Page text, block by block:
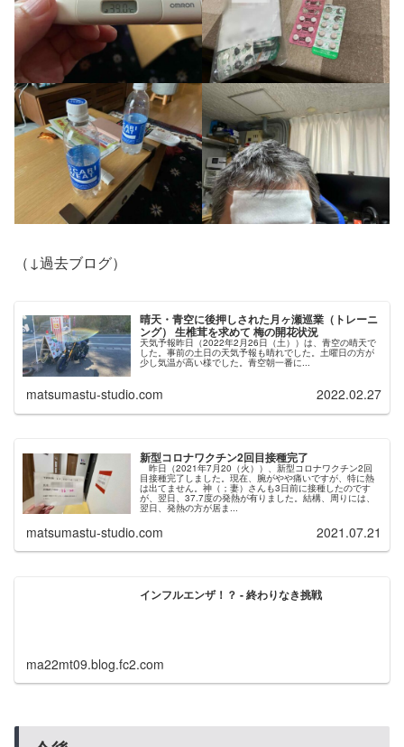
（↓過去ブログ）
晴天・青空に後押しされた月ヶ瀬巡業（トレーニ
ング） 生椎茸を求めて 梅の開花状況
天気予報昨日（2022年2月26日（土））は、青空の晴天で
した。事前の土日の天気予報も晴れでした。土曜日の方が
少し気温が高い様でした。青空朝一番に...
matsumastu-studio.com 2022.02.27
新型コロナワクチン2回目接種完了
昨日（2021年7月20（火））、新型コロナワクチン2回
目接種完了しました。現在、腕がやや痛いですが、特に熱
は出てません。神（；妻）さんも3日前に接種したのです
が、翌日、37.7度の発熱が有りました。結構、周りには、
翌日、発熱の方が居ま...
matsumastu-studio.com 2021.07.21
インフルエンザ！？ - 終わりなき挑戦
ma22mt09.blog.fc2.com